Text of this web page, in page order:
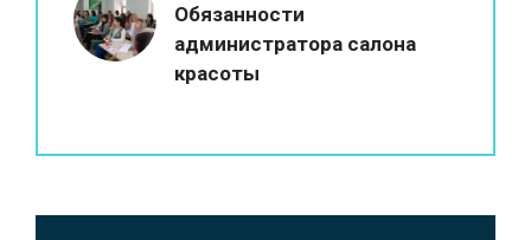
Обязанности
администратора салона
красоты